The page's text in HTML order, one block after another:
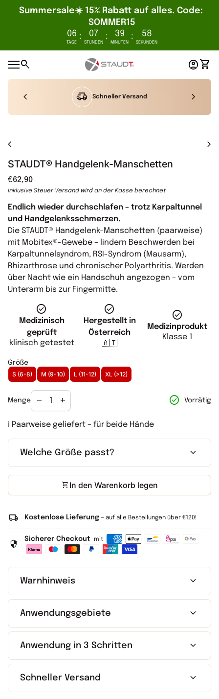
Summersale☀️ 15% Rabatt auf alles. Code:
SOMMER15
06
TAGE
: 07
STUNDEN
: 39
MINUTEN
: 57
SEKUNDEN
Mobile Navigation
search Startseite Konto
account_circleshopping_cart
chevron_left chevron_right
heart_check Tradition trifft Innovation
chevron_left chevron_right
STAUDT® Handgelenk-Manschetten
Regulärer Preis
€62,90
Inklusive Steuer Versand wird an der Kasse berechnet
Endlich wieder durchschlafen – trotz Karpaltunnel
und Handgelenksschmerzen.
Die STAUDT® Handgelenk-Manschetten (paarweise)
mit Mobitex®-Gewebe – lindern Beschwerden bei
Karpaltunnelsyndrom, RSI-Syndrom (Mausarm),
Rhizarthrose und chronischer Polyarthritis. Werden
über Nacht wie ein Handschuh angezogen – vom
Unterarm bis zur Fingermitte.
check_circle
Medizinisch
geprüft
klinisch getestet
check_circle
Hergestellt in
Österreich
🇦🇹
check_circle
Medizinprodukt
Klasse 1
Größe
S (6-8) M (9-10) L (11-12) XL (>12)
Menge
Verringerung der Menge für
remove
Menge erhöhen für
add check_circle Vorrätig
ℹ️ Paarweise geliefert – für beide Hände
Welche Größe passt? expand_more
shopping_cart In den Warenkorb legen
local_shipping Kostenlose Lieferung — auf alle Bestellungen über €120!
security Sicherer Checkout mit
Warnhinweis expand_more
Anwendungsgebiete expand_more
Anwendung in 3 Schritten expand_more
Schneller Versand expand_more